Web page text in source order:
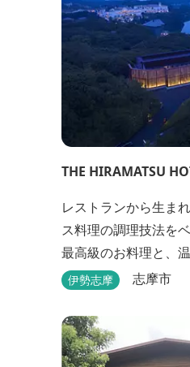
THE HIRAMATSU
レストランから生ま
ス料理の調理技法を
最高級のお料理と、
ューのお部屋で心と体
伊勢志摩 志摩市